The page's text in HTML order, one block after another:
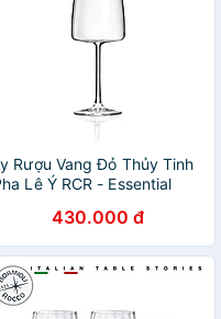
Rượu Vang Đỏ Thủy Tinh
Lê Ý RCR - Essential
430.000 đ